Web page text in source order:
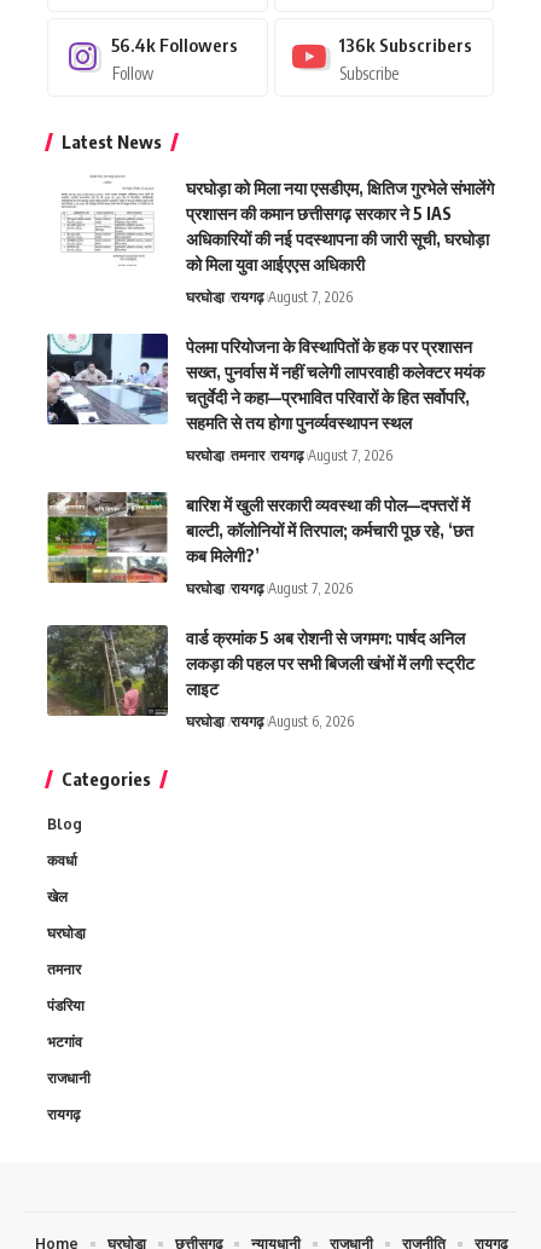
56.4k Followers
Follow
136k Subscribers
Subscribe
Latest News
घरघोड़ा को मिला नया एसडीएम, क्षितिज गुरभेले संभालेंगे
प्रशासन की कमान छत्तीसगढ़ सरकार ने 5 IAS
अधिकारियों की नई पदस्थापना की जारी सूची, घरघोड़ा
को मिला युवा आईएएस अधिकारी
घरघोडा़ रायगढ़ August 7, 2026
पेलमा परियोजना के विस्थापितों के हक पर प्रशासन
सख्त, पुनर्वास में नहीं चलेगी लापरवाही कलेक्टर मयंक
चतुर्वेदी ने कहा—प्रभावित परिवारों के हित सर्वोपरि,
सहमति से तय होगा पुनर्व्यवस्थापन स्थल
घरघोडा़ तमनार रायगढ़ August 7, 2026
बारिश में खुली सरकारी व्यवस्था की पोल—दफ्तरों में
बाल्टी, कॉलोनियों में तिरपाल; कर्मचारी पूछ रहे, ‘छत
कब मिलेगी?’
घरघोडा़ रायगढ़ August 7, 2026
वार्ड क्रमांक 5 अब रोशनी से जगमग: पार्षद अनिल
लकड़ा की पहल पर सभी बिजली खंभों में लगी स्ट्रीट
लाइट
घरघोडा़ रायगढ़ August 6, 2026
Categories
Blog
कवर्धा
खेल
घरघोडा़
तमनार
पंडरिया
भटगांव
राजधानी
रायगढ़
Home घरघोडा़ छत्तीसगढ़ न्यायधानी राजधानी राजनीति रायगढ़